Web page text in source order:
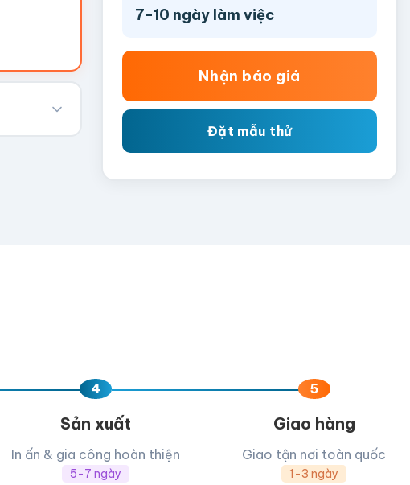
7-10 ngày làm việc
Nhận báo giá
Đặt mẫu thử
4
Sản xuất
In ấn & gia công hoàn thiện
5-7 ngày
5
Giao hàng
Giao tận nơi toàn quốc
1-3 ngày